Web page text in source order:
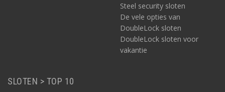
Voor als het nodig is, je aangifte doet en je daarbij alle
Steel security sloten
De vele opties van
DoubleLock sloten
DoubleLock sloten voor
vakantie
SLOTEN > TOP 10